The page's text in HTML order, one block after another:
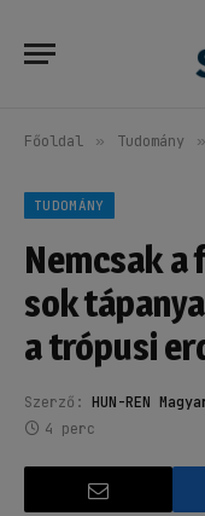
Főoldal » Tudomány »
TUDOMÁNY
Nemcsak
sok
a trópusi
Szerző: HUN-REN
4 perc